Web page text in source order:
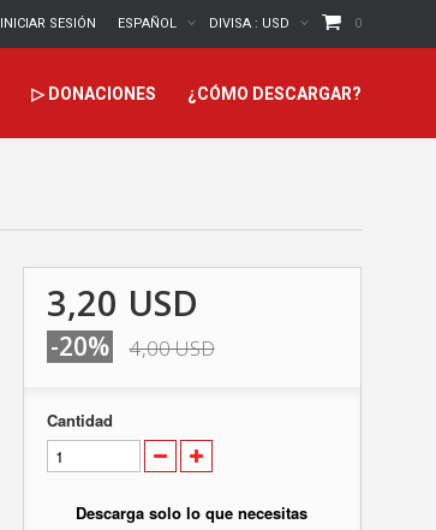
0
DIVISA : USD
ESPAÑOL
INICIAR SESIÓN
▷ DONACIONES ¿CÓMO DESCARGAR?
3,20 USD
-20% 4,00 USD
Cantidad
Descarga solo lo que necesitas